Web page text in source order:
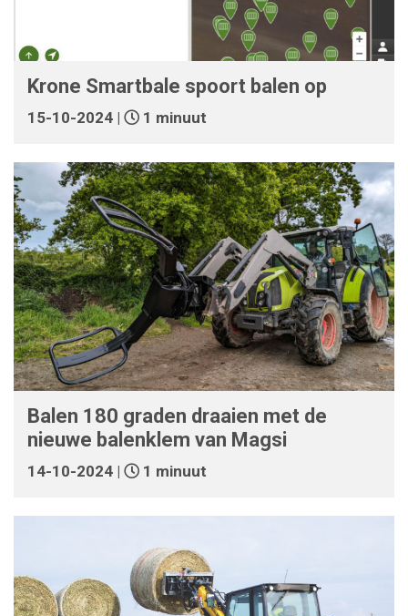
Krone Smartbale spoort balen op
15-10-2024 | 1 minuut
Balen 180 graden draaien met de
nieuwe balenklem van Magsi
14-10-2024 | 1 minuut